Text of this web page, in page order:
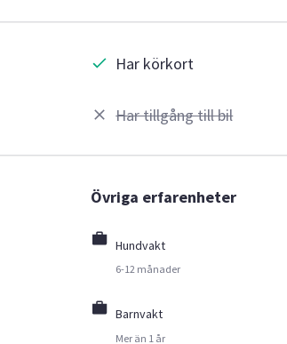
Har körkort
Har tillgång till bil
Övriga erfarenheter
Hundvakt
6-12 månader
Barnvakt
Mer än 1 år